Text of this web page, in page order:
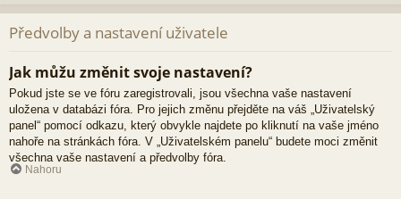
Předvolby a nastavení uživatele
Jak můžu změnit svoje nastavení?
Pokud jste se ve fóru zaregistrovali, jsou všechna vaše nastavení
uložena v databázi fóra. Pro jejich změnu přejděte na váš „Uživatelský
panel“ pomocí odkazu, který obvykle najdete po kliknutí na vaše jméno
nahoře na stránkách fóra. V „Uživatelském panelu“ budete moci změnit
všechna vaše nastavení a předvolby fóra.
Nahoru